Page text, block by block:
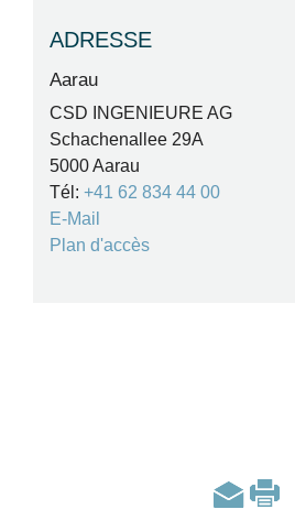
ADRESSE
Aarau
CSD INGENIEURE AG
Schachenallee 29A
5000 Aarau
Tél: +41 62 834 44 00
E-Mail
Plan d'accès